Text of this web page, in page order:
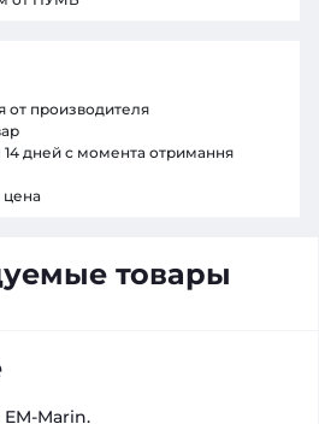
товары
Marin.
от производителя
дней с момента отримання
цена